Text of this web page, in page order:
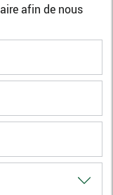
afin de nous